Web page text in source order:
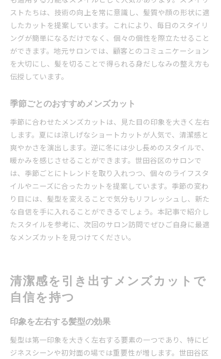
ストたちは、技術の向上を常に意識し、髪質や顔の形状に適
したカットを提案しています。これにより、毎日のスタイリ
ングが簡単になるだけでなく、個々の個性を際立たせること
ができます。地元サロンでは、顧客とのコミュニケーション
を大切にし、髪を切ることで得られる身だしなみの整え方も
伝授しています。
季節ごとのおすすめメンズカット
季節に合わせたメンズカットは、見た目の印象を大きく左右
します。夏には涼しげなショートカットが人気で、清潔感と
爽やかさを演出します。逆に冬には少し長めのスタイルで、
暖かみを感じさせることができます。世田谷区のサロンで
は、季節ごとにトレンドを取り入れつつ、個々のライフスタ
イルやニーズに合ったカットを提案しています。季節の変わ
り目には、髪型を変えることで気分もリフレッシュし、新た
な自信を手に入れることができるでしょう。本記事で紹介し
たスタイルを参考に、次回のサロン訪問でぜひご自身に最適
なメンズカットを見つけてください。
清潔感を引き出すメンズカットで
自信を持つ
印象を左右する髪型の効果
髪型は第一印象を大きく左右する要素の一つであり、特にビ
ジネスシーンや初対面の場では重要性が増します。世田谷区